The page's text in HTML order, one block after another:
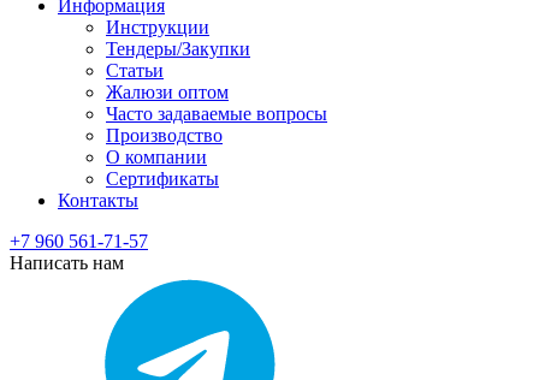
Информация
Инструкции
Тендеры/Закупки
Статьи
Жалюзи оптом
Часто задаваемые вопросы
Производство
О компании
Сертификаты
Контакты
+7 960 561-71-57
Написать нам